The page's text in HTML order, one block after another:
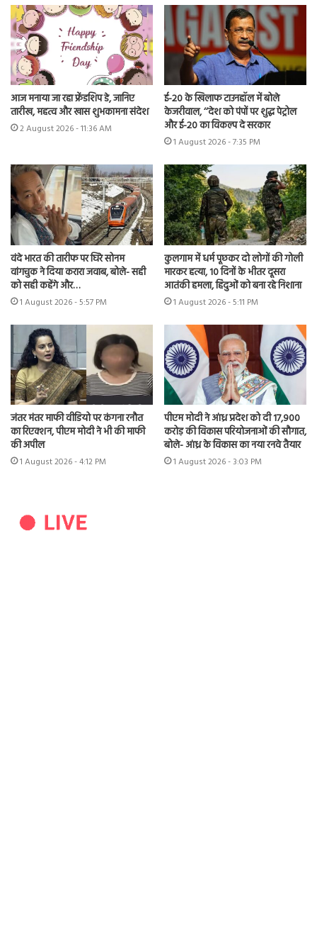
आज मनाया जा रहा फ्रेंडशिप डे, जानिए
तारीख, महत्व और खास शुभकामना संदेश
2 August 2026 - 11:36 AM
ई-20 के खिलाफ टाउनहॉल में बोले
केजरीवाल, ‘‘देश को पंपों पर शुद्ध पेट्रोल
और ई-20 का विकल्प दे सरकार
1 August 2026 - 7:35 PM
वंदे भारत की तारीफ पर घिरे सोनम
वांगचुक ने दिया करारा जवाब, बोले- सही
को सही कहेंगे और…
1 August 2026 - 5:57 PM
कुलगाम में धर्म पूछकर दो लोगों की गोली
मारकर हत्या, 10 दिनों के भीतर दूसरा
आतंकी हमला, हिंदुओं को बना रहे निशाना
1 August 2026 - 5:11 PM
जंतर मंतर माफी वीडियो पर कंगना रनौत
का रिएक्शन, पीएम मोदी ने भी की माफी
की अपील
1 August 2026 - 4:12 PM
पीएम मोदी ने आंध्र प्रदेश को दी 17,900
करोड़ की विकास परियोजनाओं की सौगात,
बोले- आंध्र के विकास का नया रनवे तैयार
1 August 2026 - 3:03 PM